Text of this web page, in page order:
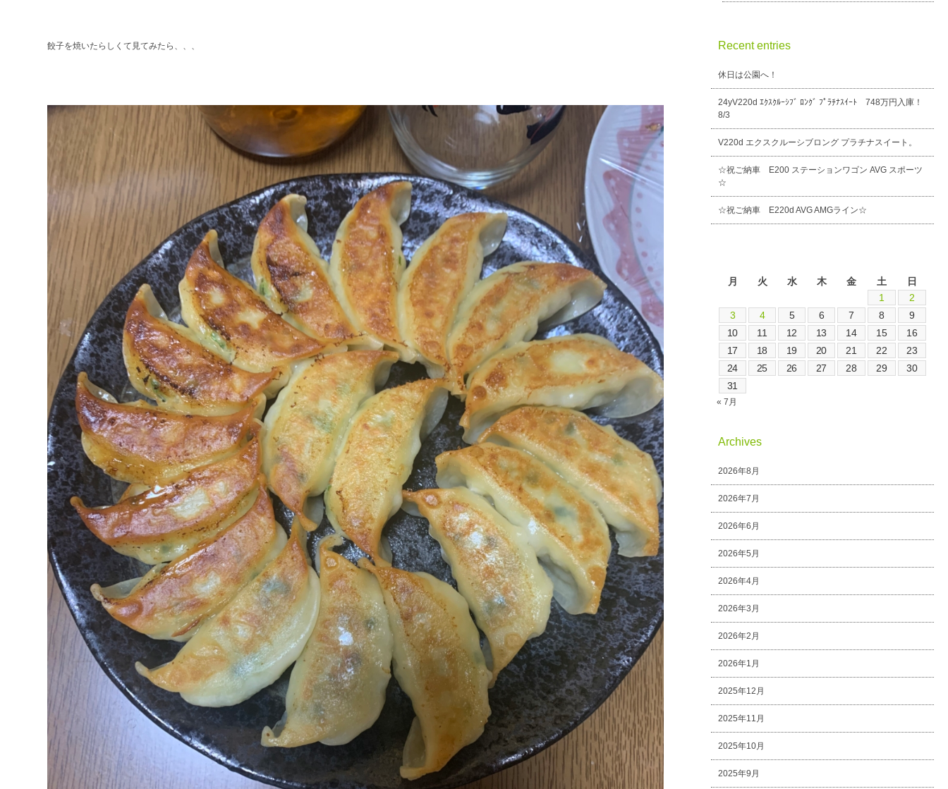
餃子を焼いたらしくて見てみたら、、、 Recent entries
休日は公園へ！
24yV220d ｴｸｽｸﾙｰｼﾌﾞ ﾛﾝｸﾞ ﾌﾟﾗﾁﾅｽｲｰﾄ 748万円入庫！
8/3
V220d エクスクルーシブロング プラチナスイート。
☆祝ご納車 E200 ステーションワゴン AVG スポーツ
☆
☆祝ご納車 E220d AVG AMGライン☆
月
火 水 木 金 土
日
1
2
3
4 5 6 7 8
9
10
11 12 13 14 15
16
17
18 19 20 21 22
23
24
25 26 27 28 29
30
31
« 7月
Archives
2026年8月
2026年7月
2026年6月
2026年5月
2026年4月
2026年3月
2026年2月
2026年1月
2025年12月
2025年11月
2025年10月
2025年9月